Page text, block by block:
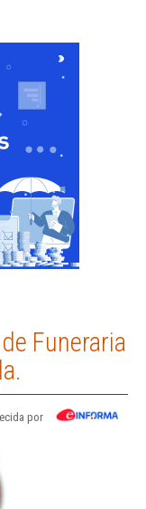
Funeraria
por